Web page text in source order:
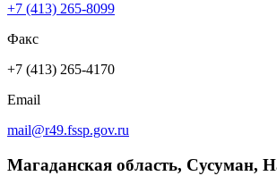
+7 (413) 265-8099
Факс
+7 (413) 265-4170
Email
mail@r49.fssp.gov.ru
Магаданская область, Сусуман,